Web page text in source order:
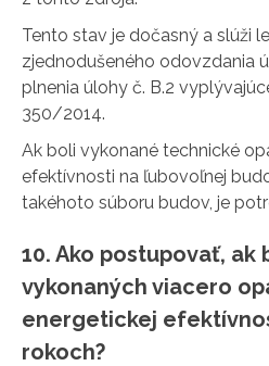
Tento stav je dočasný a slúži
zjednodušeného odovzdania
plnenia úlohy č. B.2
350/2014.
Ak boli vykonané technické
efektívnosti na ľubovoľnej
takéhoto súboru budov, je
10. Ako postupovať, ak
vykonaných viacero
energetickej
rokoch?